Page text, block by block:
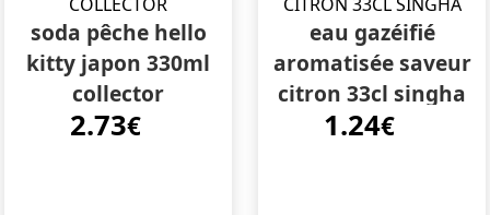
soda pêche hello
kitty japon 330ml
collector
2.73€
eau gazéifié
aromatisée saveur
citron 33cl singha
1.24€